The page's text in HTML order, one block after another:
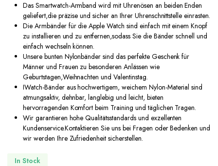
Das Smartwatch-Armband wird mit Uhrenösen an beiden Enden
geliefert,die präzise und sicher an Ihrer Uhrenschnittstelle einrasten.
Die Armbänder für die Apple Watch sind einfach mit einem Knopf
zu installieren und zu entfernen,sodass Sie die Bänder schnell und
einfach wechseln können.
Unsere bunten Nylonbänder sind das perfekte Geschenk für
Männer und Frauen zu besonderen Anlässen wie
Geburtstagen,Weihnachten und Valentinstag.
IWatch-Bänder aus hochwertigem, weichem Nylon-Material sind
atmungsaktiv, dehnbar, langlebig und leicht, bieten
hervorragenden Komfort beim Training und täglichen Tragen.
Wir garantieren hohe Qualitätsstandards und exzellenten
Kundenservice.Kontaktieren Sie uns bei Fragen oder Bedenken und
wir werden Ihre Zufriedenheit sicherstellen.
In Stock